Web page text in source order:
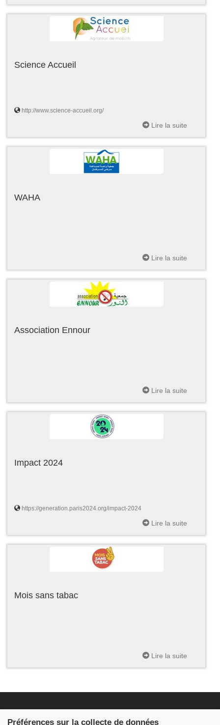
Science Accueil
http://www.science-accueil.org/
Lire la suite
WAHA
Lire la suite
Association Ennour
Lire la suite
Impact 2024
https://generation.paris2024.org/impact-2024
Lire la suite
Mois sans tabac
Lire la suite
Préférences sur la collecte de données